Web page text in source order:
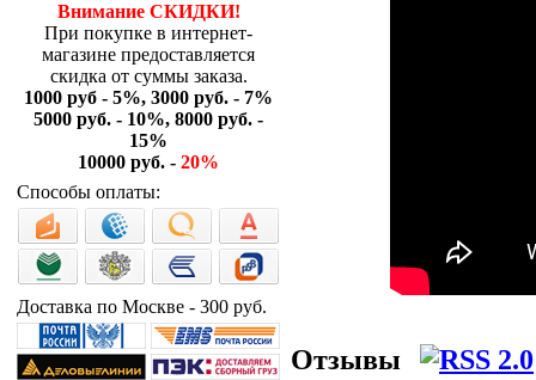
Внимание СКИДКИ!
При покупке в интернет-
магазине предоставляется
скидка от суммы заказа.
1000 руб - 5%, 3000 руб. - 7%
5000 руб. - 10%, 8000 руб. -
15%
10000 руб. - 20%
Способы оплаты:
Доставка по Москве - 300 руб.
Отзывы